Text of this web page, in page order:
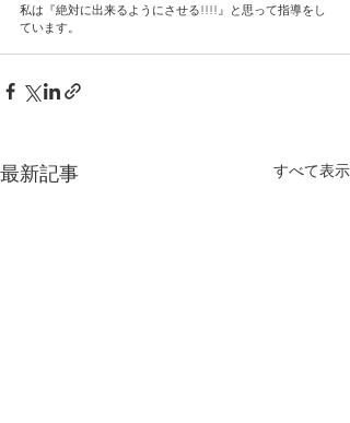
私は『絶対に出来るようにさせる!!!!』と思って指導をし
ています。
最新記事 すべて表示